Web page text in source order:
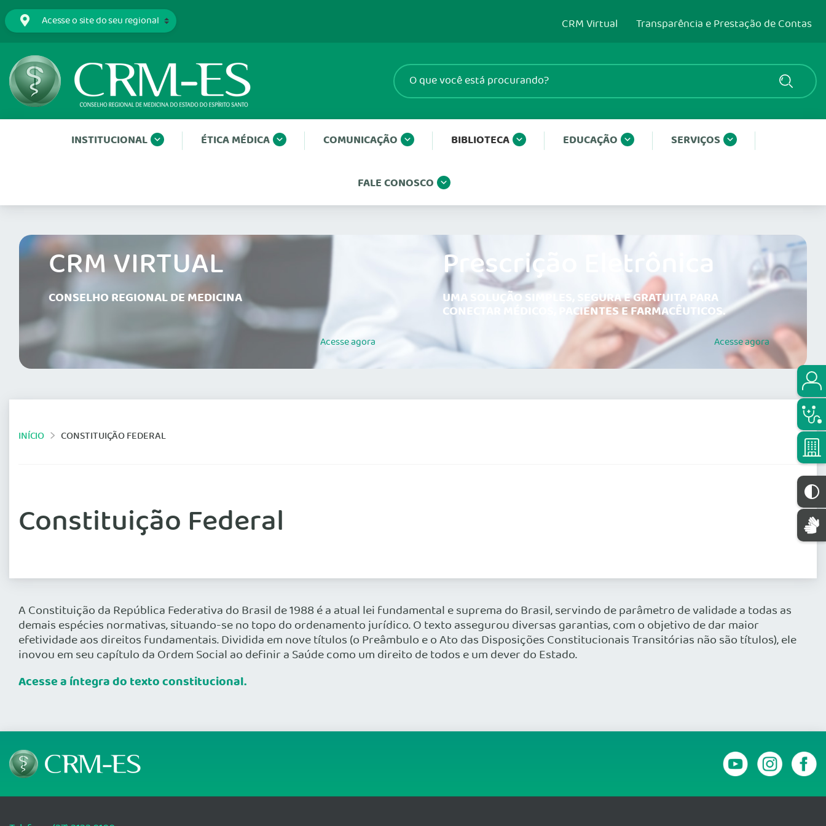
CRM Virtual Transparência e Prestação de Contas
INSTITUCIONAL ÉTICA MÉDICA COMUNICAÇÃO BIBLIOTECA EDUCAÇÃO SERVIÇOS
FALE CONOSCO
CRM VIRTUAL
CONSELHO REGIONAL DE MEDICINA
Acesseagora
Prescrição Eletrônica
UMA SOLUÇÃO SIMPLES, SEGURA E GRATUITA PARA
CONECTAR MÉDICOS, PACIENTES E FARMACÊUTICOS.
Acesseagora
INÍCIO CONSTITUIÇÃO FEDERAL
Constituição Federal
A Constituição da República Federativa do Brasil de 1988 é a atual lei fundamental e suprema do Brasil, servindo de parâmetro de validade a todas as
demais espécies normativas, situando-se no topo do ordenamento jurídico. O texto assegurou diversas garantias, com o objetivo de dar maior
efetividade aos direitos fundamentais. Dividida em nove títulos (o Preâmbulo e o Ato das Disposições Constitucionais Transitórias não são títulos), ele
inovou em seu capítulo da Ordem Social ao definir a Saúde como um direito de todos e um dever do Estado.
Acesse a íntegra do texto constitucional.